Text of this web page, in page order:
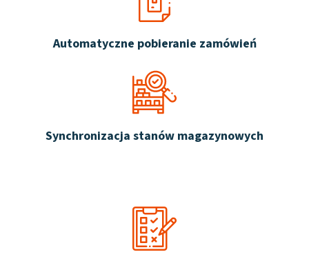
Automatyczne pobieranie zamówień
Synchronizacja stanów magazynowych